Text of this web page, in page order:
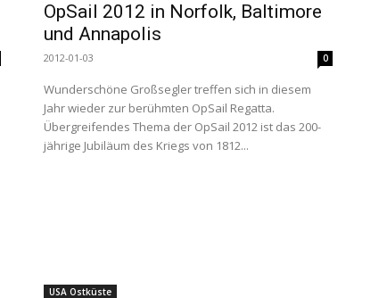
OpSail 2012 in Norfolk, Baltimore
und Annapolis
2012-01-03 0
Wunderschöne Großsegler treffen sich in diesem
Jahr wieder zur berühmten OpSail Regatta.
Übergreifendes Thema der OpSail 2012 ist das 200-
jährige Jubiläum des Kriegs von 1812...
USA Ostküste